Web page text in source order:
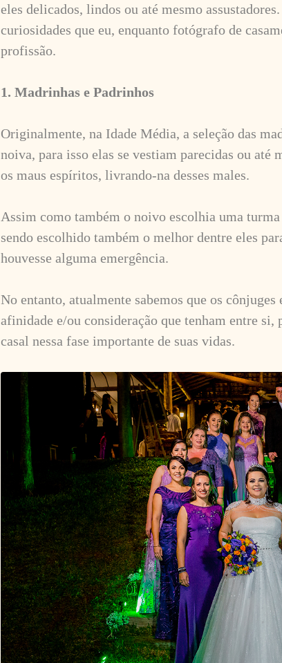
eles delicados, lindos ou até mesmo
curiosidades que eu, enquanto fotógrafo de
profissão.
1. Madrinhas e Padrinhos
Originalmente, na Idade Média, a seleção das
noiva, para isso elas se vestiam parecidas ou até
os maus espíritos, livrando-na desses males.
Assim como também o noivo escolhia uma
sendo escolhido também o melhor dentre eles
houvesse alguma emergência.
No entanto, atualmente sabemos que os
afinidade e/ou consideração que tenham entre si,
casal nessa fase importante de suas vidas.